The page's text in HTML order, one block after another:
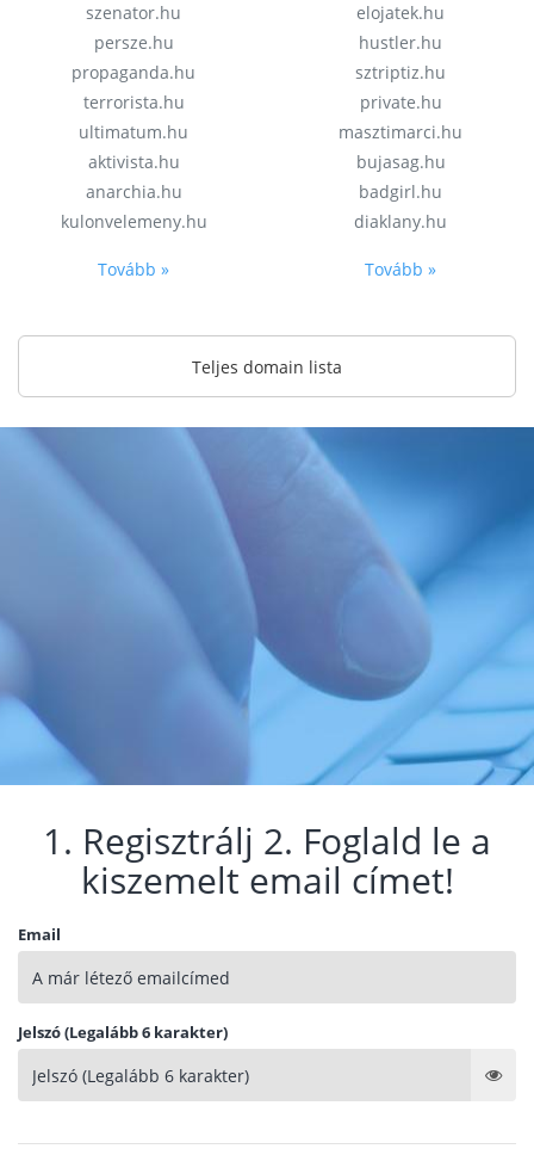
szenator.hu
persze.hu
propaganda.hu
terrorista.hu
ultimatum.hu
aktivista.hu
anarchia.hu
kulonvelemeny.hu
Tovább »
elojatek.hu
hustler.hu
sztriptiz.hu
private.hu
masztimarci.hu
bujasag.hu
badgirl.hu
diaklany.hu
Tovább »
Teljes domain lista
1. Regisztrálj 2. Foglald le a
kiszemelt email címet!
Email
Jelszó (Legalább 6 karakter)